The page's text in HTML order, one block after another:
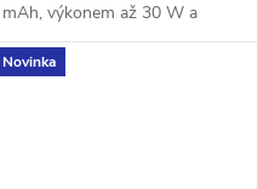
mAh, výkonem až 30 W a
podporou stylu vapování od
MTL po RDL. Nabízí režimy
Novinka